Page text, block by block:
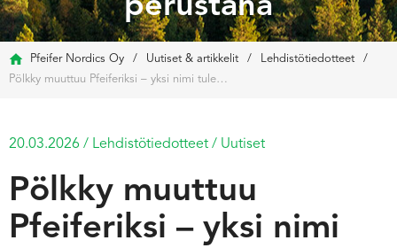
perustana
Pfeifer Nordics Oy / Uutiset & artikkelit / Lehdistötiedotteet
/
Pölkky muuttuu Pfeiferiksi – yksi nimi tulevien menestysten perustana
20.03.2026 / Lehdistötiedotteet / Uutiset
Pölkky muuttuu
Pfeiferiksi – yksi nimi